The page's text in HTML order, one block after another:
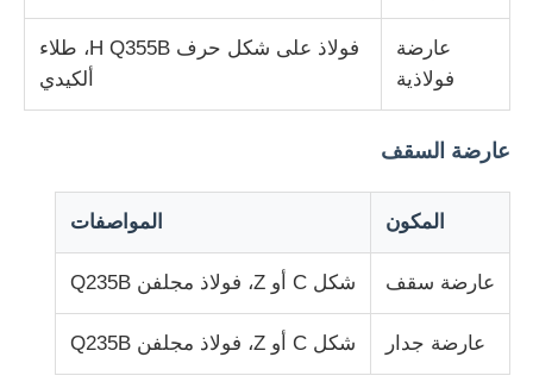
الهياكل التعدينية
حراج طائرات بهيكل فولاذي
المواد الهيكلية من الصلب
هيكل فولاذي بيت الدواجن
عارضة
فولاذية
فولاذ على شكل حرف H Q355B، طلاء
ألكيدي
عارضة السقف
المكون المواصفات
عارضة سقف شكل C أو Z، فولاذ مجلفن Q235B
عارضة جدار شكل C أو Z، فولاذ مجلفن Q235B